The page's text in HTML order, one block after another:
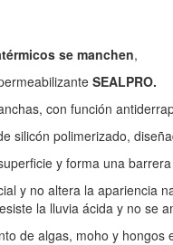
se manchen,
SEALPRO.
con función
silicón polimerizado,
y forma una
y no altera la apariencia
la lluvia ácida y no se
de algas, moho y